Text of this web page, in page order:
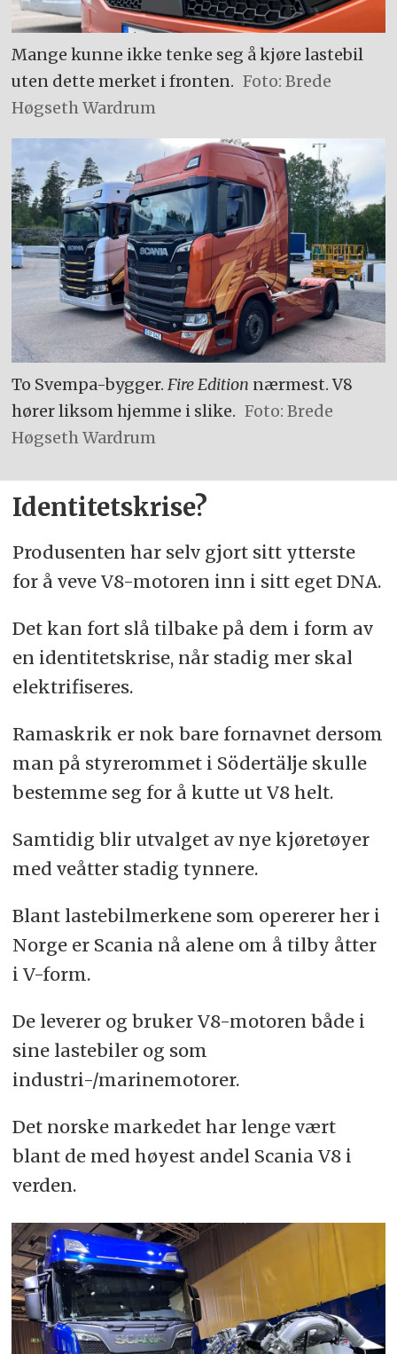
Mange kunne ikke tenke seg å kjøre lastebil
uten dette merket i fronten. Foto: Brede
Høgseth Wardrum
To Svempa-bygger.Fire Edition nærmest. V8
hører liksom hjemme i slike. Foto: Brede
Høgseth Wardrum
Identitetskrise?
Produsenten har selv gjort sitt ytterste
for å veve V8-motoren inn i sitt eget DNA.
Det kan fort slå tilbake på dem i form av
en identitetskrise, når stadig mer skal
elektrifiseres.
Ramaskrik er nok bare fornavnet dersom
man på styrerommet i Södertälje skulle
bestemme seg for å kutte ut V8 helt.
Samtidig blir utvalget av nye kjøretøyer
med veåtter stadig tynnere.
Blant lastebilmerkene som opererer her i
Norge er Scania nå alene om å tilby åtter
i V-form.
De leverer og bruker V8-motoren både i
sine lastebiler og som
industri-/marinemotorer.
Det norske markedet har lenge vært
blant de med høyest andel Scania V8 i
verden.